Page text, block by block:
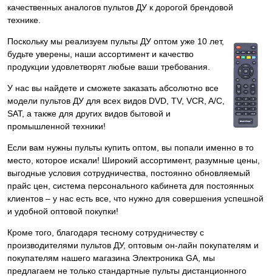
качественных аналогов пультов ДУ к дорогой брендовой
технике.
Поскольку мы реализуем пульты ДУ оптом уже 10 лет,
будьте уверены, наши ассортимент и качество
продукции удовлетворят любые ваши требования.
У нас вы найдете и сможете заказать абсолютно все
модели пультов ДУ для всех видов DVD, TV, VCR, A/C,
SAT, а также для других видов бытовой и
промышленной техники!
Если вам нужны пульты купить оптом, вы попали именно в то
место, которое искали! Широкий ассортимент, разумные цены,
выгодные условия сотрудничества, постоянно обновляемый
прайс цен, система персонального кабинета для постоянных
клиентов – у нас есть все, что нужно для совершения успешной
и удобной оптовой покупки!
Кроме того, благодаря тесному сотрудничеству с
производителями пультов ДУ, оптовым он-лайн покупателям и
покупателям нашего магазина Электроника GA, мы
предлагаем не только стандартные пульты дистанционного